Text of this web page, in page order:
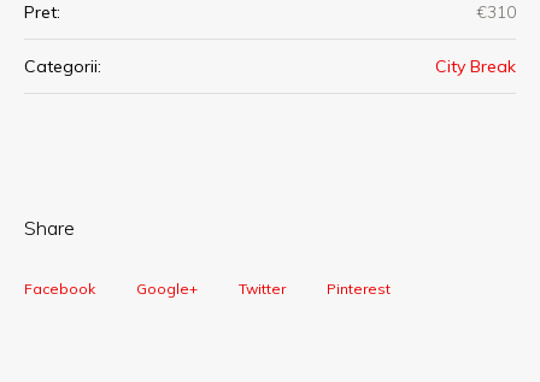
Pret: €310
Categorii: City Break
Share
Facebook Google+ Twitter Pinterest